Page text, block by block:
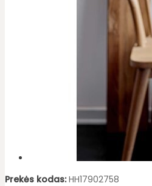
Prekės kodas: HH17902758